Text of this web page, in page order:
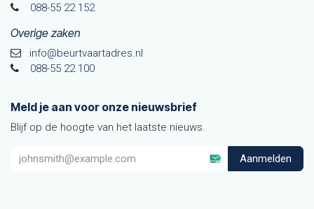
088-55 22 152
Overige zaken
info@beurtvaartadres.nl
088-55 22 100
Meld je aan voor onze nieuwsbrief
Blijf op de hoogte van het laatste nieuws.
Aanmelden